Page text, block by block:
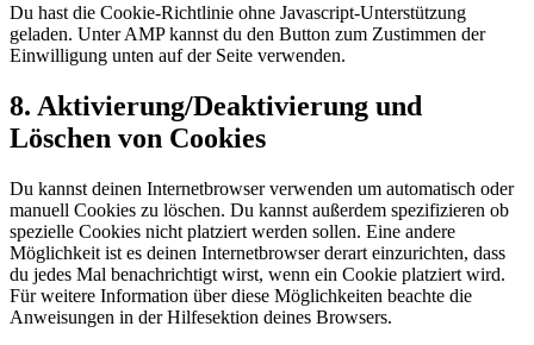
Du hast die Cookie-Richtlinie ohne Javascript-Unterstützung
geladen. Unter AMP kannst du den Button zum Zustimmen der
Einwilligung unten auf der Seite verwenden.
8. Aktivierung/Deaktivierung und
Löschen von Cookies
Du kannst deinen Internetbrowser verwenden um automatisch oder
manuell Cookies zu löschen. Du kannst außerdem spezifizieren ob
spezielle Cookies nicht platziert werden sollen. Eine andere
Möglichkeit ist es deinen Internetbrowser derart einzurichten, dass
du jedes Mal benachrichtigt wirst, wenn ein Cookie platziert wird.
Für weitere Information über diese Möglichkeiten beachte die
Anweisungen in der Hilfesektion deines Browsers.